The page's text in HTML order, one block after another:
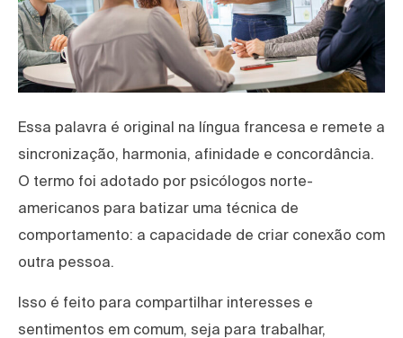
Essa palavra é original na língua francesa e remete a
sincronização, harmonia, afinidade e concordância.
O termo foi adotado por psicólogos norte-
americanos para batizar uma técnica de
comportamento: a capacidade de criar conexão com
outra pessoa.
Isso é feito para compartilhar interesses e
sentimentos em comum, seja para trabalhar,